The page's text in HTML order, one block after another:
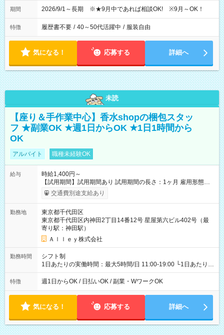
期間 2026/9/1～長期 ※★9月中であれば相談OK! ※9月～OK！
特徴 履歴書不要 / 40～50代活躍中 / 服装自由
気になる！ 応募する 詳細へ
未読
【座り＆手作業中心】香水shopの梱包スタッ
フ ★副業OK ★週1日からOK ★1日1時間から
OK
アルバイト 職種未経験OK
給与
時給1,400円～
【試用期間】試用期間あり 試用期間の長さ：1ヶ月 雇用形態、
給与は本採用時と同じです。
交通費別途支給あり
勤務地
東京都千代田区
東京都千代田区内神田2丁目14番12号 星屋第六ビル402号（最
寄り駅：神田駅）
Ａｌｌｅｙ株式会社
勤務時間
シフト制
1日あたりの実働時間：最大5時間/日 11:00-19:00 └1日あたりの
実働時間：1-5時間 └上記の時間帯内であれば、いつでも勤務可
能！ └平日・土曜日の中で、お好きな曜日でご勤務いただけま
18:00 などのように、自由な働き方が可能なお仕事です！
特徴 週1日からOK / 日払いOK / 副業・WワークOK
気になる！ 応募する 詳細へ